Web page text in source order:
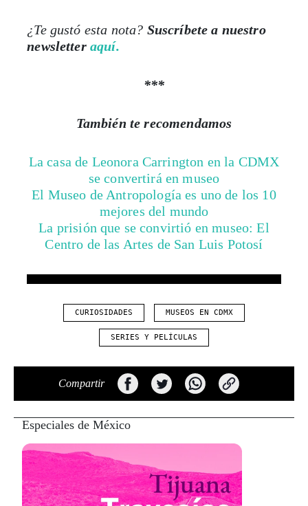
¿Te gustó esta nota? Suscríbete a nuestro
newsletter aquí.
***
También te recomendamos
La casa de Leonora Carrington en la CDMX
se convertirá en museo
El Museo de Antropología es uno de los 10
mejores del mundo
La prisión que se convirtió en museo: El
Centro de las Artes de San Luis Potosí
CURIOSIDADES MUSEOS EN CDMX
SERIES Y PELÍCULAS
Compartir
Especiales de México